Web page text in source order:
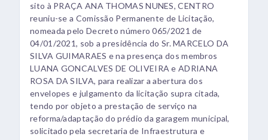
sito à PRAÇA ANA THOMAS NUNES, CENTRO
reuniu-se a Comissão Permanente de Licitação,
nomeada pelo Decreto número 065/2021 de
04/01/2021, sob a presidência do Sr. MARCELO DA
SILVA GUIMARAES e na presença dos membros
LUANA GONCALVES DE OLIVEIRA e ADRIANA
ROSA DA SILVA, para realizar a abertura dos
envelopes e julgamento da licitação supra citada,
tendo por objeto a prestação de serviço na
reforma/adaptação do prédio da garagem municipal,
solicitado pela secretaria de Infraestrutura e